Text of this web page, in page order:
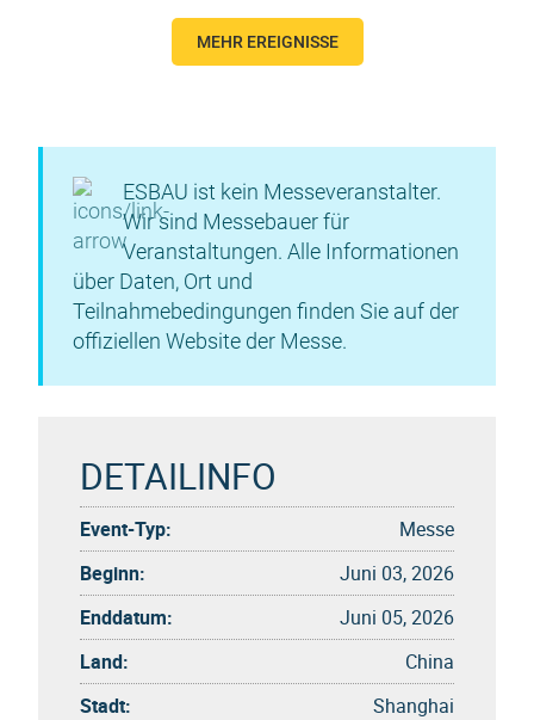
MEHR EREIGNISSE
ESBAU ist kein Messeveranstalter.
Wir sind Messebauer für
Veranstaltungen. Alle Informationen
über Daten, Ort und
Teilnahmebedingungen finden Sie auf der
offiziellen Website der Messe.
DETAILINFO
Event-Typ:
Messe
Beginn:
Juni 03, 2026
Enddatum:
Juni 05, 2026
Land:
China
Stadt:
Shanghai